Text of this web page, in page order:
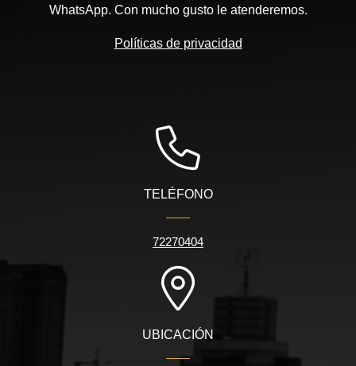
WhatsApp. Con mucho gusto le atenderemos.
Políticas de privacidad
TELÉFONO
72270404
UBICACIÓN